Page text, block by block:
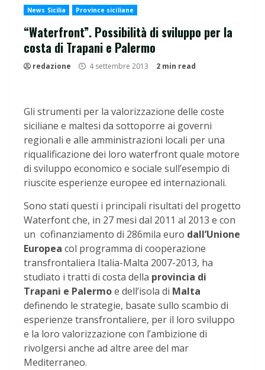
News Sicilia Province siciliane
“Waterfront”. Possibilità di sviluppo per la
costa di Trapani e Palermo
redazione 4 settembre 2013 2 min read
Gli strumenti per la valorizzazione delle coste
siciliane e maltesi da sottoporre ai governi
regionali e alle amministrazioni locali per una
riqualificazione dei loro waterfront quale motore
di sviluppo economico e sociale sull’esempio di
riuscite esperienze europee ed internazionali.
Sono stati questi i principali risultati del progetto
Waterfont che, in 27 mesi dal 2011 al 2013 e con
un cofinanziamento di 286mila euro dall’Unione
Europea col programma di cooperazione
transfrontaliera Italia-Malta 2007-2013, ha
studiato i tratti di costa della provincia di
Trapani e Palermoe dell’isola di Malta
definendo le strategie, basate sullo scambio di
esperienze transfrontaliere, per il loro sviluppo
e la loro valorizzazione con l’ambizione di
rivolgersi anche ad altre aree del mar
Mediterraneo.